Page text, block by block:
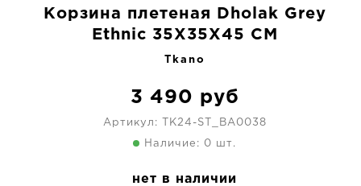
Корзина плетеная Dholak Grey
Ethnic 35X35X45 CM
Tkano
3 490 руб
Артикул: TK24-ST_BA0038
Наличие: 0 шт.
нет в наличии